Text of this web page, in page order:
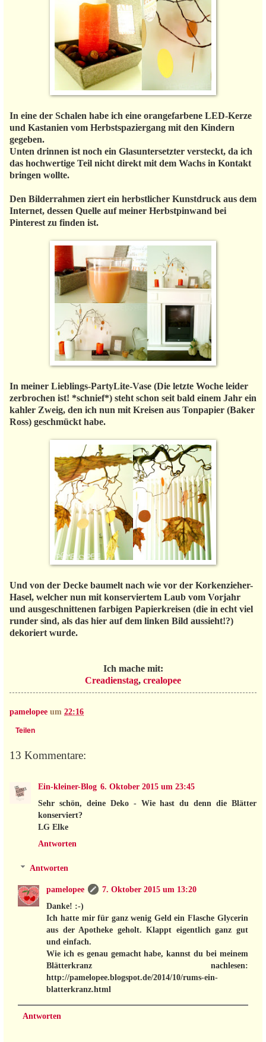
In eine der Schalen habe ich eine orangefarbene LED-Kerze
und Kastanien vom Herbstspaziergang mit den Kindern
gegeben.
Unten drinnen ist noch ein Glasuntersetzter versteckt, da ich
das hochwertige Teil nicht direkt mit dem Wachs in Kontakt
bringen wollte.
Den Bilderrahmen ziert ein herbstlicher Kunstdruck aus dem
Internet, dessen Quelle auf meiner Herbstpinwand bei
Pinterest zu finden ist.
In meiner Lieblings-PartyLite-Vase (Die letzte Woche leider
zerbrochen ist! *schnief*) steht schon seit bald einem Jahr ein
kahler Zweig, den ich nun mit Kreisen aus Tonpapier (Baker
Ross) geschmückt habe.
Und von der Decke baumelt nach wie vor der Korkenzieher-
Hasel, welcher nun mit konserviertem Laub vom Vorjahr
und ausgeschnittenen farbigen Papierkreisen (die in echt viel
runder sind, als das hier auf dem linken Bild aussieht!?)
dekoriert wurde.
Ich mache mit:
Creadienstag, crealopee
pamelopee um 22:16
Teilen
13 Kommentare:
Ein-kleiner-Blog 6. Oktober 2015 um 23:45
Sehr schön, deine Deko - Wie hast du denn die Blätter
konserviert?
LG Elke
Antworten
Antworten
pamelopee
7. Oktober 2015 um 13:20
Danke! :-)
Ich hatte mir für ganz wenig Geld ein Flasche Glycerin
aus der Apotheke geholt. Klappt eigentlich ganz gut
und einfach.
Wie ich es genau gemacht habe, kannst du bei meinem
Blätterkranz nachlesen:
http://pamelopee.blogspot.de/2014/10/rums-ein-
blatterkranz.html
Antworten